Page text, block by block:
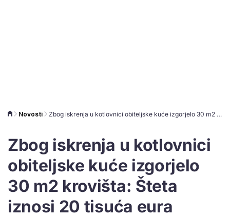
Novosti Zbog iskrenja u kotlovnici obiteljske kuće izgorjelo 30 m2 krovišta: Šteta iznosi 20 tisuća eura
Zbog iskrenja u kotlovnici
obiteljske kuće izgorjelo
30 m2 krovišta: Šteta
iznosi 20 tisuća eura